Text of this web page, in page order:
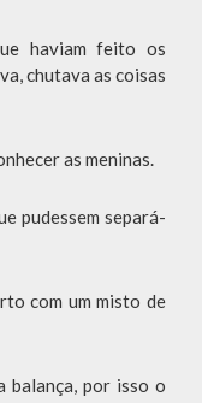
haviam feito os
chutava as coisas
as meninas.
pudessem separá-
com um misto de
balança, por isso o